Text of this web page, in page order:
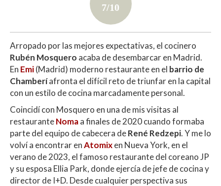
7/10
Arropado por las mejores expectativas, el cocinero
Rubén Mosquero acaba de desembarcar en Madrid.
En Emi(Madrid) moderno restaurante en el barrio de
Chamberíafronta el difícil reto de triunfar en la capital
con un estilo de cocina marcadamente personal.
Coincidí con Mosquero en una de mis visitas al
restauranteNomaa finales de 2020 cuando formaba
parte del equipo de cabecera deRené Redzepi. Y me lo
volví a encontrar enAtomixen Nueva York, en el
verano de 2023, el famoso restaurante del coreano JP
y su esposa Ellia Park, donde ejercía de jefe de cocina y
director de I+D. Desde cualquier perspectiva sus